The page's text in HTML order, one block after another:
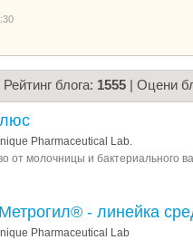
Рейтинг блога: 1555 | Оцени
Pharmaceutical Lab.
от молочницы и бактериального
Метрогил® - линейка
Pharmaceutical Lab